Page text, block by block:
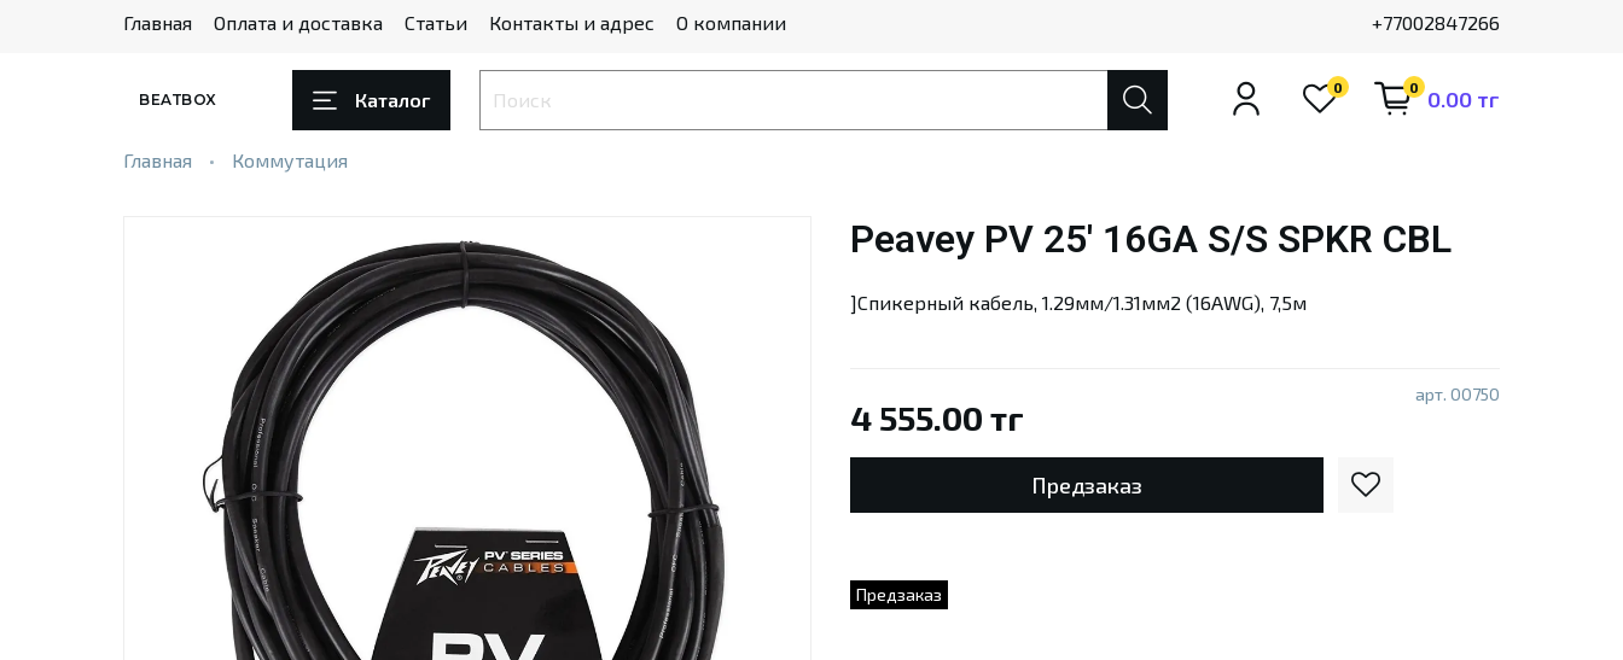
Главная Оплата и доставка Статьи Контакты и адрес О компании +77002847266
BEATBOX Каталог
0 0 0.00 тг
Главная Коммутация
арт. 00750
Предзаказ
Peavey PV 25' 16GA S/S SPKR CBL
4 555.00 тг
Предзаказ
]Спикерный кабель, 1.29мм/1.31мм2 (16AWG), 7,5м